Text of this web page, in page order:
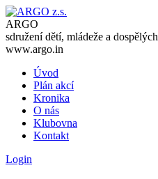
ARGO
sdružení dětí, mládeže a dospělých
www.argo.in
Úvod
Plán akcí
Kronika
O nás
Klubovna
Kontakt
Login